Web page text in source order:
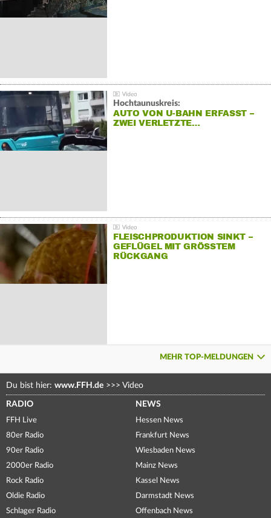
Hochtaunuskreis:
AUTO VON U-BAHN ERFASST –
ZWEI VERLETZTE…
FLEISCHPRODUKTION SINKT –
GEFLÜGEL MIT GRÖSSTEM R
ÜCKGANG
MEHR TOP-MELDUNGEN
Du bist hier: www.FFH.de >>> Video
RADIO
FFH Live
80er Radio
90er Radio
2000er Radio
Rock Radio
Oldie Radio
Schlager Radio
NEWS
Hessen News
Frankfurt News
Wiesbaden News
Mainz News
Kassel News
Darmstadt News
Offenbach News